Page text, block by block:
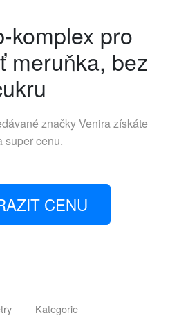
komplex pro
meruňka, bez
značkyVenirazískáte
super cenu.
CENU
Kategorie